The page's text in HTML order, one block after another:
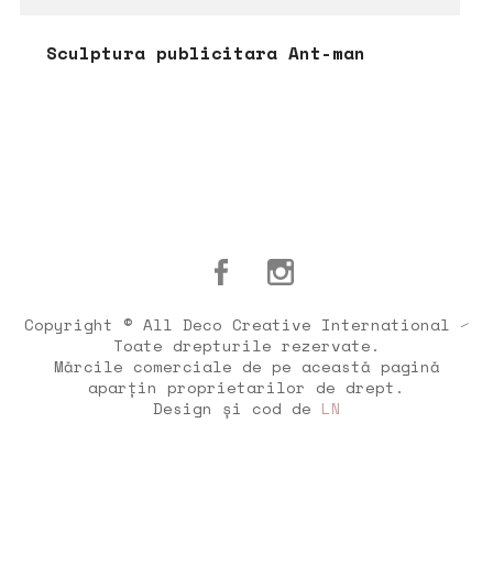
Sculptura publicitara Ant-man
Copyright © All Deco Creative International ⁄
Toate drepturile rezervate.
Mărcile comerciale de pe această pagină
aparțin proprietarilor de drept.
Design și cod de LN